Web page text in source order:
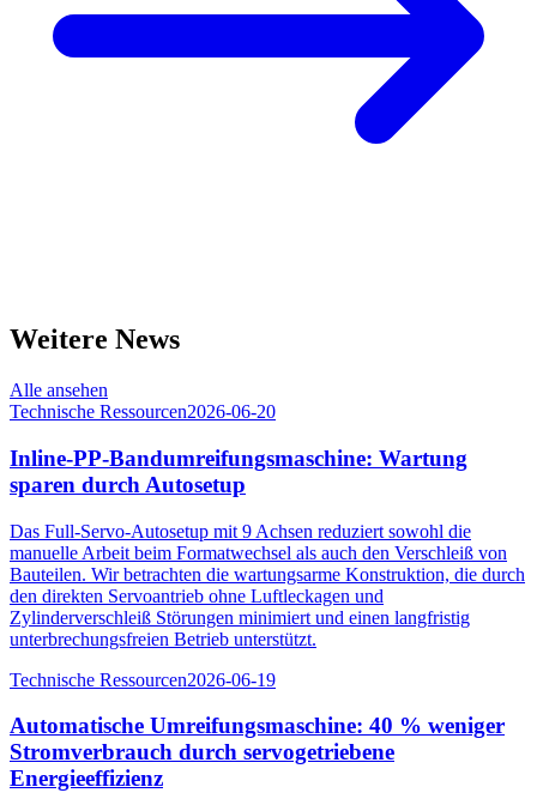
Weitere News
Alle ansehen
Technische Ressourcen2026-06-20
Inline-PP-Bandumreifungsmaschine: Wartung
sparen durch Autosetup
Das Full-Servo-Autosetup mit 9 Achsen reduziert sowohl die
manuelle Arbeit beim Formatwechsel als auch den Verschleiß von
Bauteilen. Wir betrachten die wartungsarme Konstruktion, die durch
den direkten Servoantrieb ohne Luftleckagen und
Zylinderverschleiß Störungen minimiert und einen langfristig
unterbrechungsfreien Betrieb unterstützt.
Technische Ressourcen2026-06-19
Automatische Umreifungsmaschine: 40 % weniger
Stromverbrauch durch servogetriebene
Energieeffizienz